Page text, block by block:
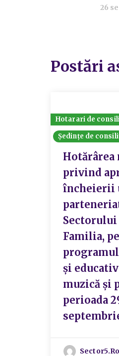
26
Postări
Hotarari de
Ședințe de
Hotărârea
privind
încheierii
Sectorului
Familia,
și
muzică și
perioada
Sector5.ro